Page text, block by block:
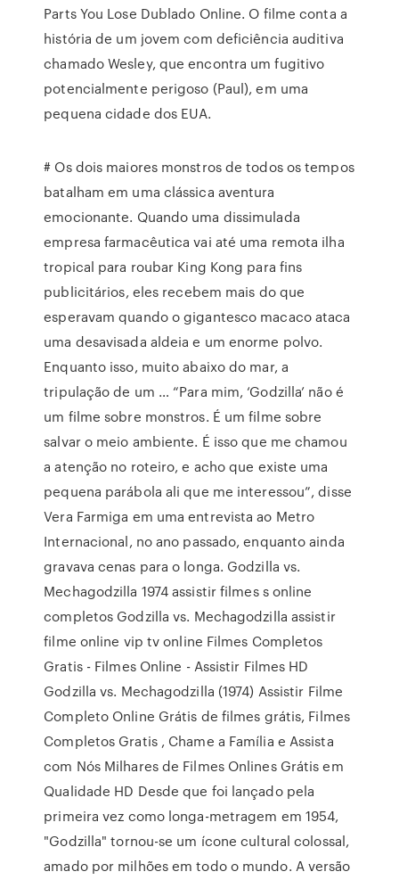
Parts You Lose Dublado Online. O filme conta a
história de um jovem com deficiência auditiva
chamado Wesley, que encontra um fugitivo
potencialmente perigoso (Paul), em uma
pequena cidade dos EUA.
# Os dois maiores monstros de todos os tempos
batalham em uma clássica aventura
emocionante. Quando uma dissimulada
empresa farmacêutica vai até uma remota ilha
tropical para roubar King Kong para fins
publicitários, eles recebem mais do que
esperavam quando o gigantesco macaco ataca
uma desavisada aldeia e um enorme polvo.
Enquanto isso, muito abaixo do mar, a
tripulação de um … “Para mim, ‘Godzilla’ não é
um filme sobre monstros. É um filme sobre
salvar o meio ambiente. É isso que me chamou
a atenção no roteiro, e acho que existe uma
pequena parábola ali que me interessou”, disse
Vera Farmiga em uma entrevista ao Metro
Internacional, no ano passado, enquanto ainda
gravava cenas para o longa. Godzilla vs.
Mechagodzilla 1974 assistir filmes s online
completos Godzilla vs. Mechagodzilla assistir
filme online vip tv online Filmes Completos
Gratis - Filmes Online - Assistir Filmes HD
Godzilla vs. Mechagodzilla (1974) Assistir Filme
Completo Online Grátis de filmes grátis, Filmes
Completos Gratis , Chame a Família e Assista
com Nós Milhares de Filmes Onlines Grátis em
Qualidade HD Desde que foi lançado pela
primeira vez como longa-metragem em 1954,
"Godzilla" tornou-se um ícone cultural colossal,
amado por milhões em todo o mundo. A versão